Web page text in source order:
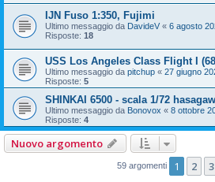
IJN Fuso 1:350, Fujimi
Ultimo messaggio da DavideV « 6 agosto
Risposte: 18
USS Los Angeles Class Flight I
Ultimo messaggio da pitchup « 27 giugno
Risposte: 5
SHINKAI 6500 - scala 1/72
Ultimo messaggio da Bonovox « 8 ottobre
Risposte: 4
Nuovo argomento
59 argomenti 1 2 3